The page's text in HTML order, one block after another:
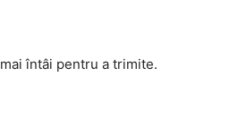
mai întâi pentru a trimite.